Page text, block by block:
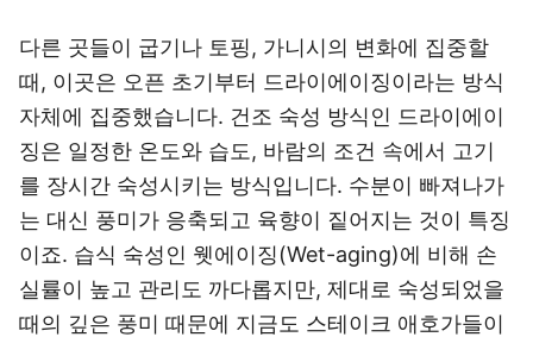
다른 곳들이 굽기나 토핑, 가니시의 변화에 집중할
때, 이곳은 오픈 초기부터 드라이에이징이라는 방식
자체에 집중했습니다. 건조 숙성 방식인 드라이에이
징은 일정한 온도와 습도, 바람의 조건 속에서 고기
를 장시간 숙성시키는 방식입니다. 수분이 빠져나가
는 대신 풍미가 응축되고 육향이 짙어지는 것이 특징
이죠. 습식 숙성인 웻에이징(Wet-aging)에 비해 손
실률이 높고 관리도 까다롭지만, 제대로 숙성되었을
때의 깊은 풍미 때문에 지금도 스테이크 애호가들이